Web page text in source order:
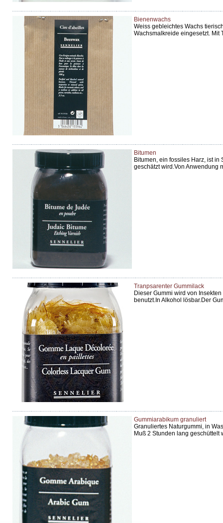
Bienenwachs
Weiss gebleichtes Wachs
Wachsmalkreide eingesetzt. Mit
Bitumen
Bitumen, ein fossiles Harz, ist
geschätzt wird.Von Anwendung
Tranpsarenter Gummilack
Dieser Gummi wird von
benutzt.In Alkohol lösbar.Der
Gummiarabikum granuliert
Granuliertes Naturgummi, in
Muß 2 Stunden lang